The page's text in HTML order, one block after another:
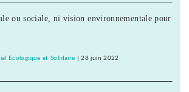
ou sociale, ni vision environnementale pour
Ecologique et Solidaire |28 juin 2022